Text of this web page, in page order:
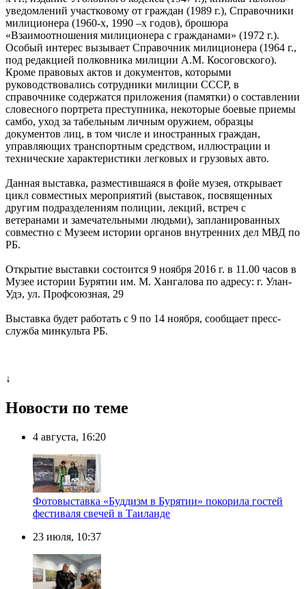
уведомлений участковому от граждан (1989 г.), Справочники
милиционера (1960-х, 1990 –х годов), брошюра
«Взаимоотношения милиционера с гражданами» (1972 г.).
Особый интерес вызывает Справочник милиционера (1964 г.,
под редакцией полковника милиции А.М. Косоговского).
Кроме правовых актов и документов, которыми
руководствовались сотрудники милиции СССР, в
справочнике содержатся приложения (памятки) о составлении
словесного портрета преступника, некоторые боевые приемы
самбо, уход за табельным личным оружием, образцы
документов лиц, в том числе и иностранных граждан,
управляющих транспортным средством, иллюстрации и
технические характеристики легковых и грузовых авто.
Данная выставка, разместившаяся в фойе музея, открывает
цикл совместных мероприятий (выставок, посвященных
другим подразделениям полиции, лекций, встреч с
ветеранами и замечательными людьми), запланированных
совместно с Музеем истории органов внутренних дел МВД по
РБ.
Открытие выставки состоится 9 ноября 2016 г. в 11.00 часов в
Музее истории Бурятии им. М. Хангалова по адресу: г. Улан-
Удэ, ул. Профсоюзная, 29
Выставка будет работать с 9 по 14 ноября, сообщает пресс-
служба минкульта РБ.
↓
Новости по теме
4 августа, 16:20
Фотовыставка «Буддизм в Бурятии» покорила гостей
фестиваля свечей в Таиланде
23 июля, 10:37